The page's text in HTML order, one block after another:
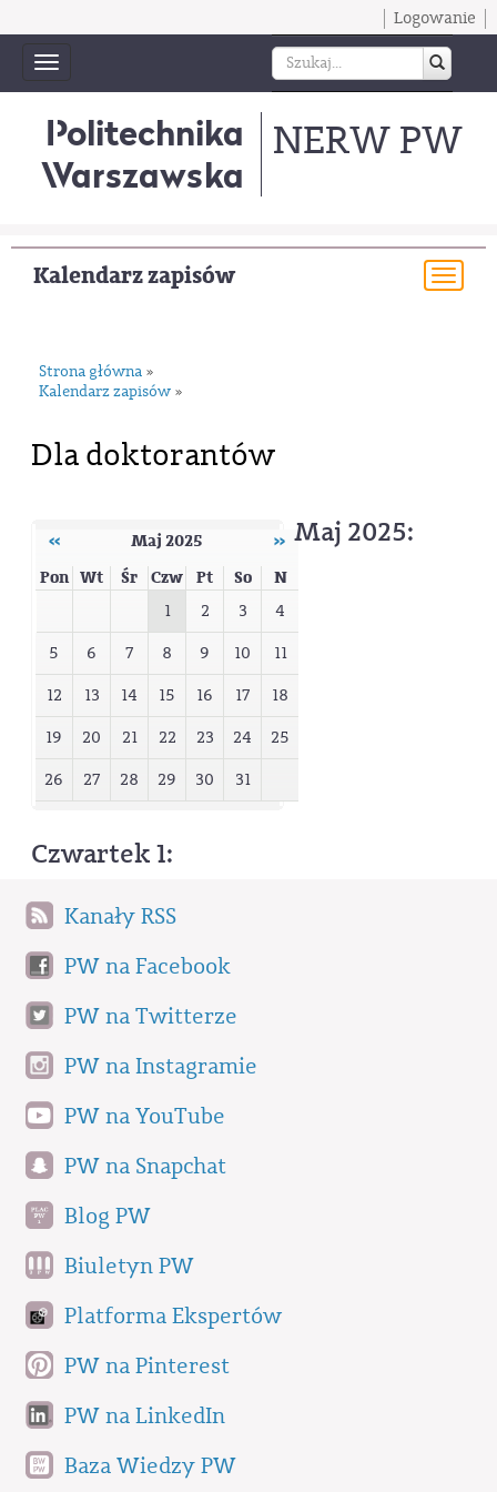
Logowanie
Toggle
navigation
Politechnika
Warszawska
NERW PW
Kalendarz zapisów
Strona główna »
Kalendarz zapisów »
Dla doktorantów
‹‹ Maj 2025
››
Pon Wt Śr Czw Pt So N
1 2 3
4
5
6 7 8 9 10
11
12
13 14 15 16 17
18
19
20 21 22 23 24
25
26
27 28 29 30 31
Czwartek 1:
Maj 2025:
Kanały RSS
PW na Facebook
PW na Twitterze
PW na Instagramie
PW na YouTube
PW na Snapchat
Blog PW
Biuletyn PW
Platforma Ekspertów
PW na Pinterest
PW na LinkedIn
Baza Wiedzy PW